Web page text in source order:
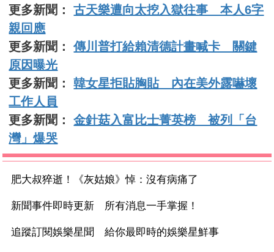
更多新聞：古天樂遭向太挖入獄往事 本人6字
親回應
更多新聞：傳川普打給賴清德計畫喊卡 關鍵
原因曝光
更多新聞：韓女星拒貼胸貼 內在美外露嚇壞
工作人員
更多新聞：金針菇入富比士菁英榜 被列「台
灣」爆哭
肥大叔猝逝！《灰姑娘》悼：沒有病痛了
新聞事件即時更新 所有消息一手掌握！
追蹤訂閱娛樂星聞 給你最即時的娛樂星鮮事